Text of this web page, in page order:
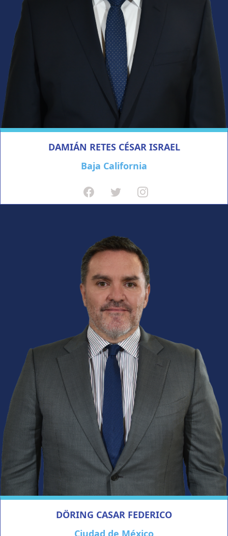
DAMIÁN RETES CÉSAR ISRAEL
Baja California
DÖRING CASAR FEDERICO
Ciudad de México